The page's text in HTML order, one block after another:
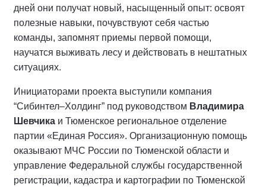
дней они получат новый, насыщенный опыт: освоят
полезные навыки, почувствуют себя частью
команды, запомнят приемы первой помощи,
научатся выживать лесу и действовать в нештатных
ситуациях.
Инициаторами проекта выступили компания
“Сибинтел–Холдинг” под руководством Владимира
Шевчика и Тюменское региональное отделение
партии «Единая Россия». Организационную помощь
оказывают МЧС России по Тюменской области и
управление Федеральной службы государственной
регистрации, кадастра и картографии по Тюменской